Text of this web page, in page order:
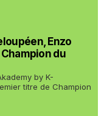
Enzo
du
by K-
titre de Champion